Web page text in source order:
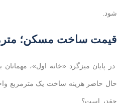
شود.
قیمت ساخت مسکن؛
در پایان میزگرد «خانه اول»،
حال حاضر هزینه ساخت یک مترمربع
چقدر است؟